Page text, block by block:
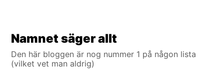
Hoppa
innehåll
Namnet säger allt
Den här bloggen är nog nummer 1 på någon lista
(vilket vet man aldrig)